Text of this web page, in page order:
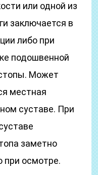
или одной из
заключается в
либо при
подошвенной
Может
местная
суставе. При
заметно
при осмотре.